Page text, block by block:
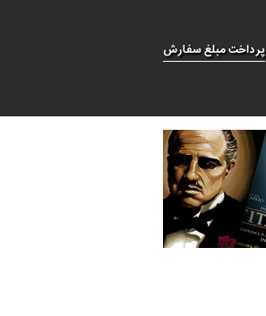
پرداخت مبلغ سفارش